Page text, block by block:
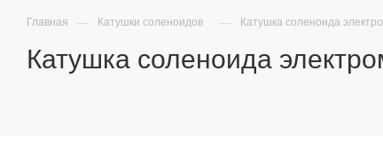
Главная — Катушки соленоидов — Катушка соленоида
Катушка соленоида